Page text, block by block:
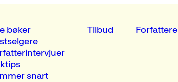
bøker
snart
Tilbud Forfattere